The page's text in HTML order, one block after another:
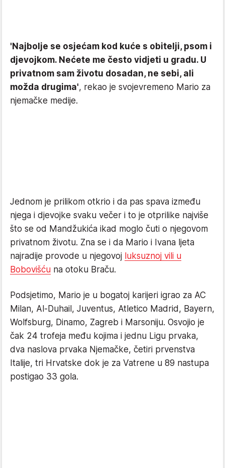
'Najbolje se osjećam kod kuće s obitelji, psom i
djevojkom. Nećete me često vidjeti u gradu. U
privatnom sam životu dosadan, ne sebi, ali
možda drugima', rekao je svojevremeno Mario za
njemačke medije.
Jednom je prilikom otkrio i da pas spava između
njega i djevojke svaku večer i to je otprilike najviše
što se od Mandžukića ikad moglo čuti o njegovom
privatnom životu. Zna se i da Mario i Ivana ljeta
najradije provode u njegovoj luksuznoj vili u
Bobovišću na otoku Braču.
Podsjetimo, Mario je u bogatoj karijeri igrao za AC
Milan, Al-Duhail, Juventus, Atletico Madrid, Bayern,
Wolfsburg, Dinamo, Zagreb i Marsoniju. Osvojio je
čak 24 trofeja među kojima i jednu Ligu prvaka,
dva naslova prvaka Njemačke, četiri prvenstva
Italije, tri Hrvatske dok je za Vatrene u 89 nastupa
postigao 33 gola.